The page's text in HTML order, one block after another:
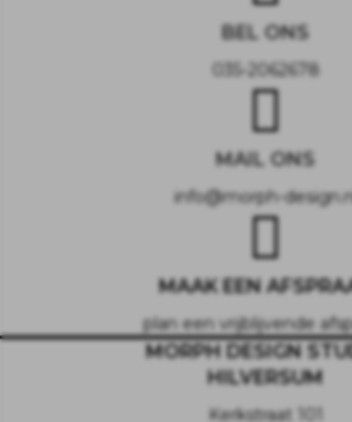
BEL ONS
035-2062678
MAIL ONS
info@morph-
MAAK EEN
plan een vrijblijvende
MORPH DESIGN
HILVERSUM
Kerkstraat 101